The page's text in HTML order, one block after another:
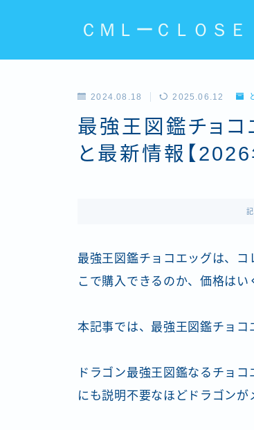
ＣＭＬーＣＬＯＳ
2024.08.18 2025.06.12
最強王図鑑チョコ
と最新情報【2026
最強王図鑑チョコエッグは、コ
こで購入できるのか、価格はい
本記事では、最強王図鑑チョコ
ドラゴン最強王図鑑なるチョ
にも説明不要なほどドラゴン